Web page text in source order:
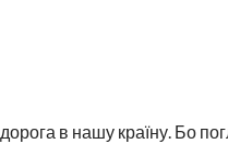
в нашу країну. Бо